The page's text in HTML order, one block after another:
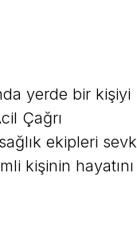
yerde bir kişiyi
Çağrı
ekipleri sevk
kişinin hayatını